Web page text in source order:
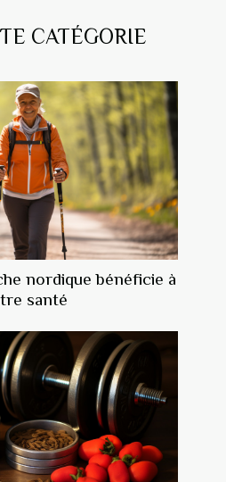
CATÉGORIE
nordique bénéficie à
santé